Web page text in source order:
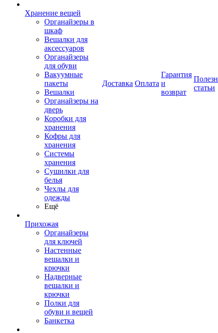
Хранение вещей
Органайзеры в
шкаф
Вешалки для
аксессуаров
Органайзеры
для обуви
Вакуумные
пакеты
Вешалки
Органайзеры на
дверь
Коробки для
хранения
Кофры для
хранения
Системы
хранения
Сушилки для
белья
Чехлы для
одежды
Ещё
Прихожая
Органайзеры
для ключей
Настенные
вешалки и
крючки
Надверные
вешалки и
крючки
Полки для
обуви и вещей
Банкетка
Доставка Оплата
Гарантия
и
возврат
статьи